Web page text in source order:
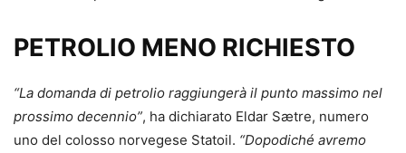
PETROLIO MENO RICHIESTO
“La domanda di petrolio raggiungerà il punto massimo nel
prossimo decennio”, ha dichiarato Eldar Sætre, numero
uno del colosso norvegese Statoil. “Dopodiché avremo